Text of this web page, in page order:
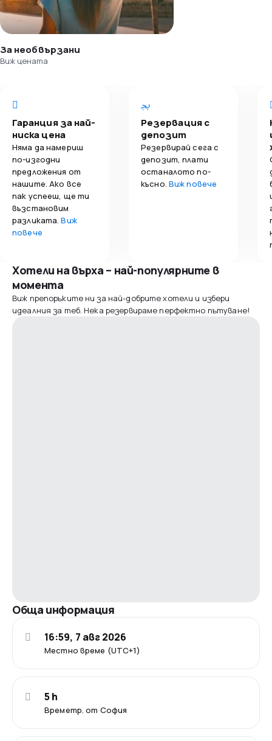
За необвързани
Виж цената
Гаранция за най-
ниска цена
Няма да намериш
по-изгодни
предложения от
нашите. Ако все
пак успееш, ще ти
възстановим
разликата.Виж
повече
Резервация с
депозит
Резервирай сега с
депозит, плати
останалото по-
късно. Виж повече
Хотели на върха – най-популярните в
момента
Виж препоръките ни за най-добрите хотели и избери
идеалния за теб. Нека резервираме перфектно пътуване!
Обща информация
Местно време (UTC+1)
16:59, 7 авг 2026
Времетр. от София
5 h